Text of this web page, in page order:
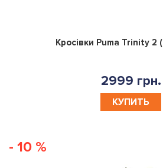
Кросівки Puma Trinity 2
2999 грн.
КУПИТЬ
- 10 %